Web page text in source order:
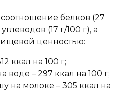
белков (27
(17 г/100 г), а
ценностью:
ккал на 100 г;
воде – 297 ккал на 100 г;
на молоке – 305 ккал на